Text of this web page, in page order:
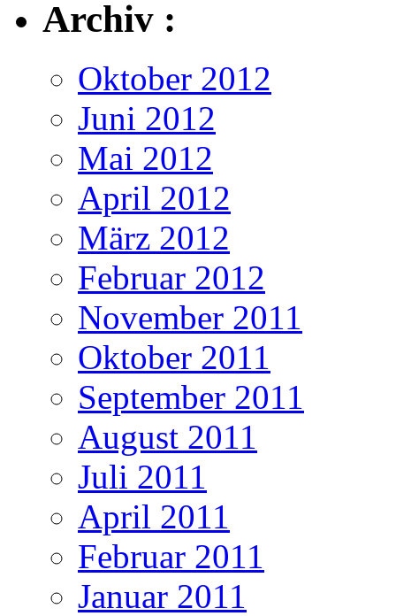
Archiv :
Oktober 2012
Juni 2012
Mai 2012
April 2012
März 2012
Februar 2012
November 2011
Oktober 2011
September 2011
August 2011
Juli 2011
April 2011
Februar 2011
Januar 2011